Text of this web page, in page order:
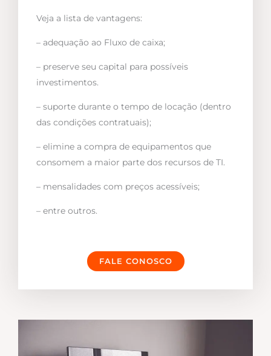
Veja a lista de vantagens:
– adequação ao Fluxo de caixa;
– preserve seu capital para possíveis
investimentos.
– suporte durante o tempo de locação (dentro
das condições contratuais);
– elimine a compra de equipamentos que
consomem a maior parte dos recursos de TI.
– mensalidades com preços acessíveis;
– entre outros.
FALE CONOSCO